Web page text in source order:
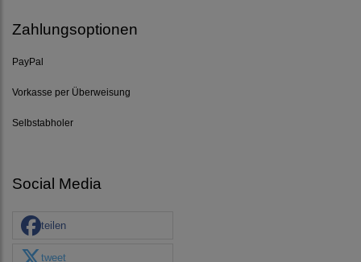
Zahlungsoptionen
PayPal
Vorkasse per Überweisung
Selbstabholer
Social Media
teilen
tweet